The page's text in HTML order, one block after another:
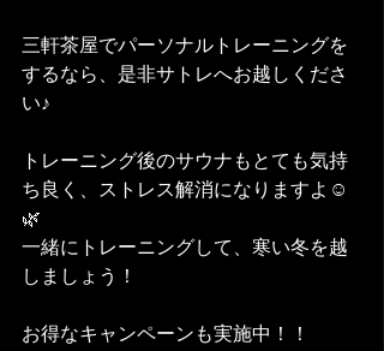
三軒茶屋でパーソナルトレーニングを
するなら、是非サトレへお越しくださ
い♪
トレーニング後のサウナもとても気持
ち良く、ストレス解消になりますよ☺️
🌿
一緒にトレーニングして、寒い冬を越
しましょう！
お得なキャンペーンも実施中！！